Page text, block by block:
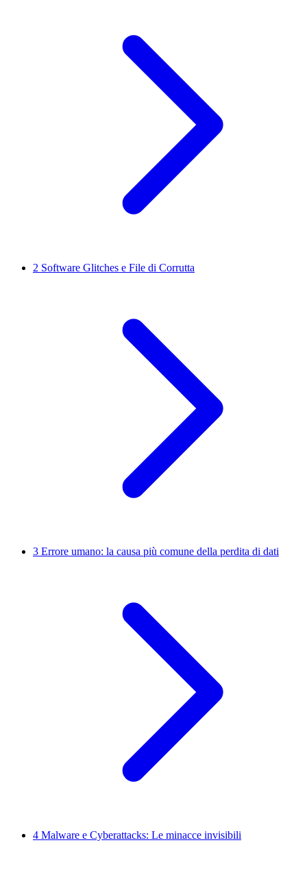
2 Software Glitches e File di Corrutta
3 Errore umano: la causa più comune della perdita di dati
4 Malware e Cyberattacks: Le minacce invisibili